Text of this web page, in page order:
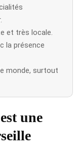
et très locale.
la présence
monde, surtout
une